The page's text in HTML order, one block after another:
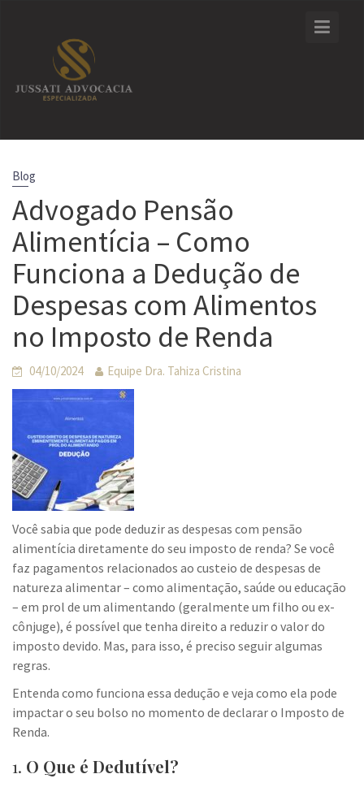
Blog
Advogado Pensão
Alimentícia – Como
Funciona a Dedução de
Despesas com Alimentos
no Imposto de Renda
04/10/2024 Equipe Dra. Tahiza Cristina
Você sabia que pode deduzir as despesas com pensão
alimentícia diretamente do seu imposto de renda? Se você
faz pagamentos relacionados ao custeio de despesas de
natureza alimentar – como alimentação, saúde ou educação
– em prol de um alimentando (geralmente um filho ou ex-
cônjuge), é possível que tenha direito a reduzir o valor do
imposto devido. Mas, para isso, é preciso seguir algumas
regras.
Entenda como funciona essa dedução e veja como ela pode
impactar o seu bolso no momento de declarar o Imposto de
Renda.
1. O Que é Dedutível?